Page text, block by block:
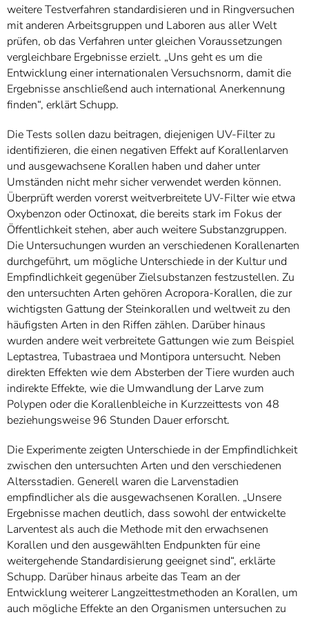
weitere Testverfahren standardisieren und in Ringversuchen
mit anderen Arbeitsgruppen und Laboren aus aller Welt
prüfen, ob das Verfahren unter gleichen Voraussetzungen
vergleichbare Ergebnisse erzielt. „Uns geht es um die
Entwicklung einer internationalen Versuchsnorm, damit die
Ergebnisse anschließend auch international Anerkennung
finden“, erklärt Schupp.
Die Tests sollen dazu beitragen, diejenigen UV-Filter zu
identifizieren, die einen negativen Effekt auf Korallenlarven
und ausgewachsene Korallen haben und daher unter
Umständen nicht mehr sicher verwendet werden können.
Überprüft werden vorerst weitverbreitete UV-Filter wie etwa
Oxybenzon oder Octinoxat, die bereits stark im Fokus der
Öffentlichkeit stehen, aber auch weitere Substanzgruppen.
Die Untersuchungen wurden an verschiedenen Korallenarten
durchgeführt, um mögliche Unterschiede in der Kultur und
Empfindlichkeit gegenüber Zielsubstanzen festzustellen. Zu
den untersuchten Arten gehören Acropora-Korallen, die zur
wichtigsten Gattung der Steinkorallen und weltweit zu den
häufigsten Arten in den Riffen zählen. Darüber hinaus
wurden andere weit verbreitete Gattungen wie zum Beispiel
Leptastrea, Tubastraea und Montipora untersucht. Neben
direkten Effekten wie dem Absterben der Tiere wurden auch
indirekte Effekte, wie die Umwandlung der Larve zum
Polypen oder die Korallenbleiche in Kurzzeittests von 48
beziehungsweise 96 Stunden Dauer erforscht.
Die Experimente zeigten Unterschiede in der Empfindlichkeit
zwischen den untersuchten Arten und den verschiedenen
Altersstadien. Generell waren die Larvenstadien
empfindlicher als die ausgewachsenen Korallen. „Unsere
Ergebnisse machen deutlich, dass sowohl der entwickelte
Larventest als auch die Methode mit den erwachsenen
Korallen und den ausgewählten Endpunkten für eine
weitergehende Standardisierung geeignet sind“, erklärte
Schupp. Darüber hinaus arbeite das Team an der
Entwicklung weiterer Langzeittestmethoden an Korallen, um
auch mögliche Effekte an den Organismen untersuchen zu